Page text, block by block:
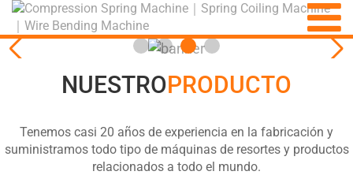
NUESTROPRODUCTO
Tenemos casi 20 años de experiencia en la fabricación y
suministramos todo tipo de máquinas de resortes y productos
relacionados a todo el mundo.